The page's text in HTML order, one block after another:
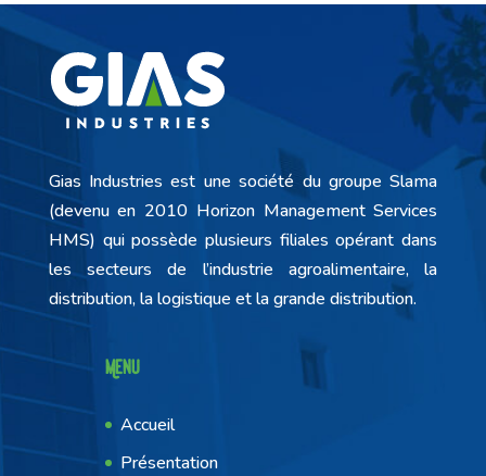
Gias Industries est une société du groupe Slama
(devenu en 2010 Horizon Management Services
HMS) qui possède plusieurs filiales opérant dans
les secteurs de l’industrie agroalimentaire, la
distribution, la logistique et la grande distribution.
Menu
Accueil
Présentation